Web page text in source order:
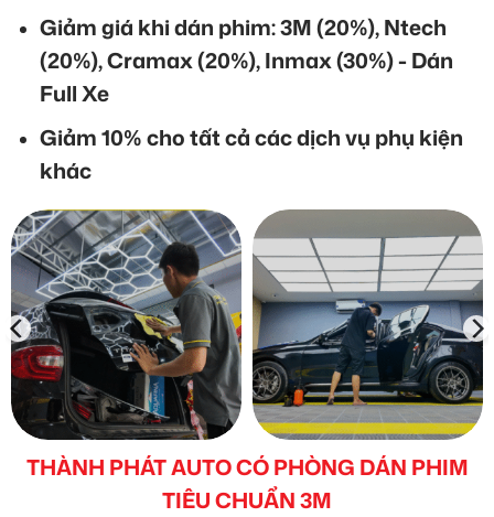
Giảm giá khi dán phim: 3M (20%), Ntech
(20%), Cramax (20%), Inmax (30%) - Dán
Full Xe
Giảm 10% cho tất cả các dịch vụ phụ kiện
khác
THÀNH PHÁT AUTO CÓ PHÒNG DÁN PHIM
TIÊU CHUẨN 3M